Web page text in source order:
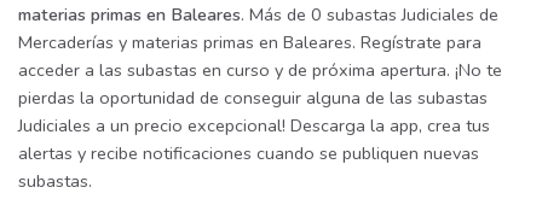
materias primas en Baleares. Más de 0 subastas Judiciales de
Mercaderías y materias primas en Baleares. Regístrate para
acceder a las subastas en curso y de próxima apertura. ¡No te
pierdas la oportunidad de conseguir alguna de las subastas
Judiciales a un precio excepcional! Descarga la app, crea tus
alertas y recibe notificaciones cuando se publiquen nuevas
subastas.